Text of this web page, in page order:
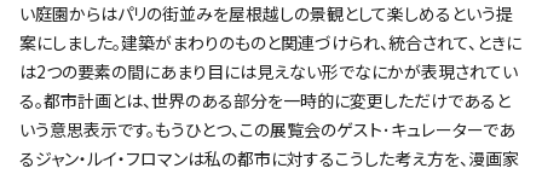
い庭園からはパリの街並みを屋根越しの景観として楽しめるという提
案にしました。建築がまわりのものと関連づけられ、統合されて、ときに
は2つの要素の間にあまり目には見えない形でなにかが表現されてい
る。都市計画とは、世界のある部分を一時的に変更しただけであると
いう意思表示です。もうひとつ、この展覧会のゲスト･キュレーターであ
るジャン・ルイ・フロマンは私の都市に対するこうした考え方を、漫画家